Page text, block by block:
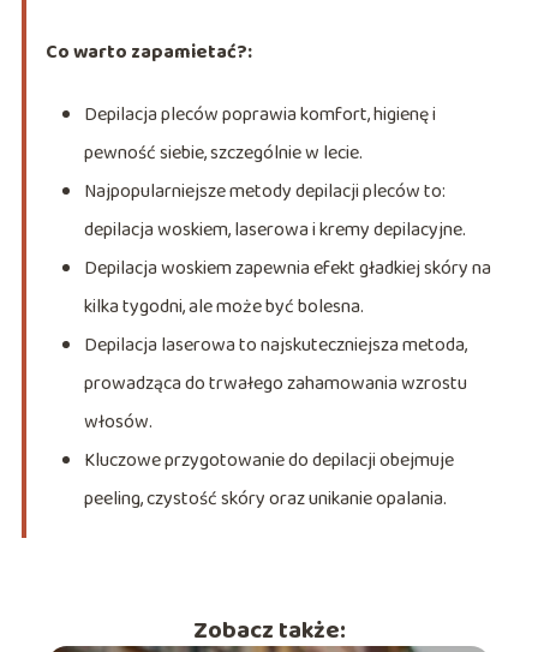
Co warto zapamietać?:
Depilacja pleców poprawia komfort, higienę i
pewność siebie, szczególnie w lecie.
Najpopularniejsze metody depilacji pleców to:
depilacja woskiem, laserowa i kremy depilacyjne.
Depilacja woskiem zapewnia efekt gładkiej skóry na
kilka tygodni, ale może być bolesna.
Depilacja laserowa to najskuteczniejsza metoda,
prowadząca do trwałego zahamowania wzrostu
włosów.
Kluczowe przygotowanie do depilacji obejmuje
peeling, czystość skóry oraz unikanie opalania.
Zobacz także: